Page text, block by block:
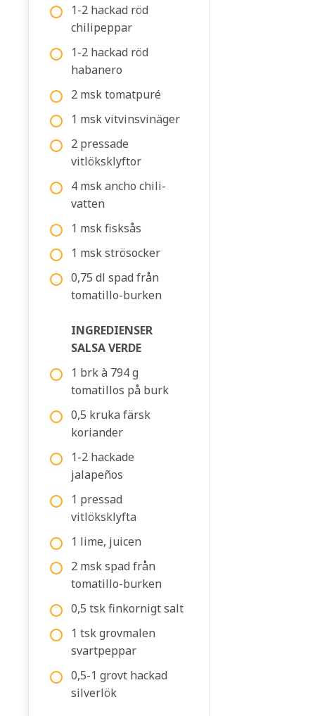
1-2 hackad röd
chilipeppar
1-2 hackad röd
habanero
2 msk tomatpuré
1 msk vitvinsvinäger
2 pressade
vitlöksklyftor
4 msk ancho chili-
vatten
1 msk fisksås
1 msk strösocker
0,75 dl spad från
tomatillo-burken
INGREDIENSER
SALSA VERDE
1 brk à 794 g
tomatillos på burk
0,5 kruka färsk
koriander
1-2 hackade
jalapeños
1 pressad
vitlöksklyfta
1 lime, juicen
2 msk spad från
tomatillo-burken
0,5 tsk finkornigt salt
1 tsk grovmalen
svartpeppar
0,5-1 grovt hackad
silverlök